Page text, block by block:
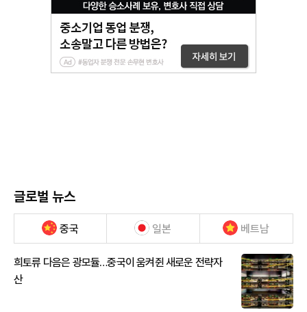
글로벌 뉴스
중국 일본 베트남
희토류 다음은 광모듈…중국이 움켜쥔 새로운 전략자
산